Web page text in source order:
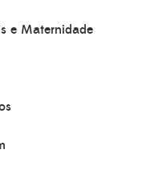
e Maternidade